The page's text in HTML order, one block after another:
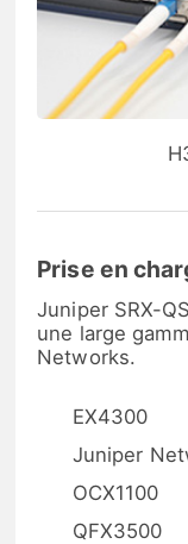
Prise en
Juniper SRX-
une large
Networks.
EX4300
Juniper
OCX1100
QFX3500